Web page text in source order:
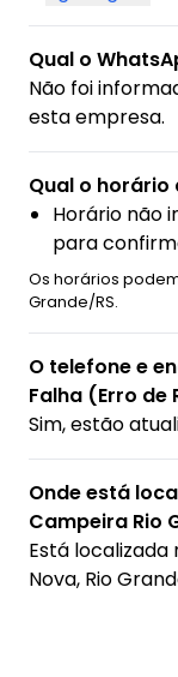
Qual o
Não foi
esta empresa.
Qual o
Horário não
para
Os horários
Grande/RS.
O telefone e
Falha (Erro
Sim, estão
Onde está
Campeira Rio
Está localizada
Nova, Rio